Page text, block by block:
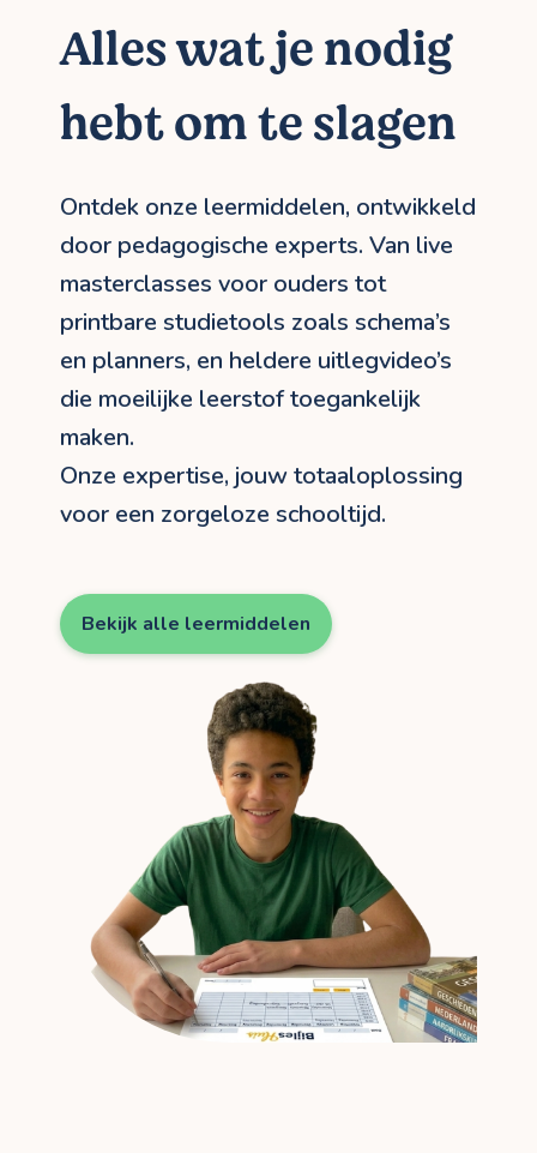
Alles wat je nodig
hebt om te slagen
Ontdek onze leermiddelen, ontwikkeld
door pedagogische experts. Van live
masterclasses voor ouders tot
printbare studietools zoals schema’s
en planners, en heldere uitlegvideo’s
die moeilijke leerstof toegankelijk
maken.
Onze expertise, jouw totaaloplossing
voor een zorgeloze schooltijd.
Bekijk alle leermiddelen